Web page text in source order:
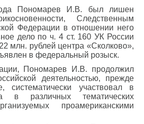
Пономарев И.В. был лишен
Следственным
Федерации в отношении него
дело по ч. 4 ст. 160 УК России
млн. рублей центра «Сколково»,
в федеральный розыск.
Пономарев И.В. продолжил
деятельностью, прежде
систематически участвовал в
в различных тематических
проамериканскими